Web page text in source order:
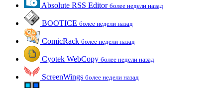
Absolute RSS Editor более недели назад
BOOTICE более недели назад
ComicRack более недели назад
Cyotek WebCopy более недели назад
ScreenWings более недели назад